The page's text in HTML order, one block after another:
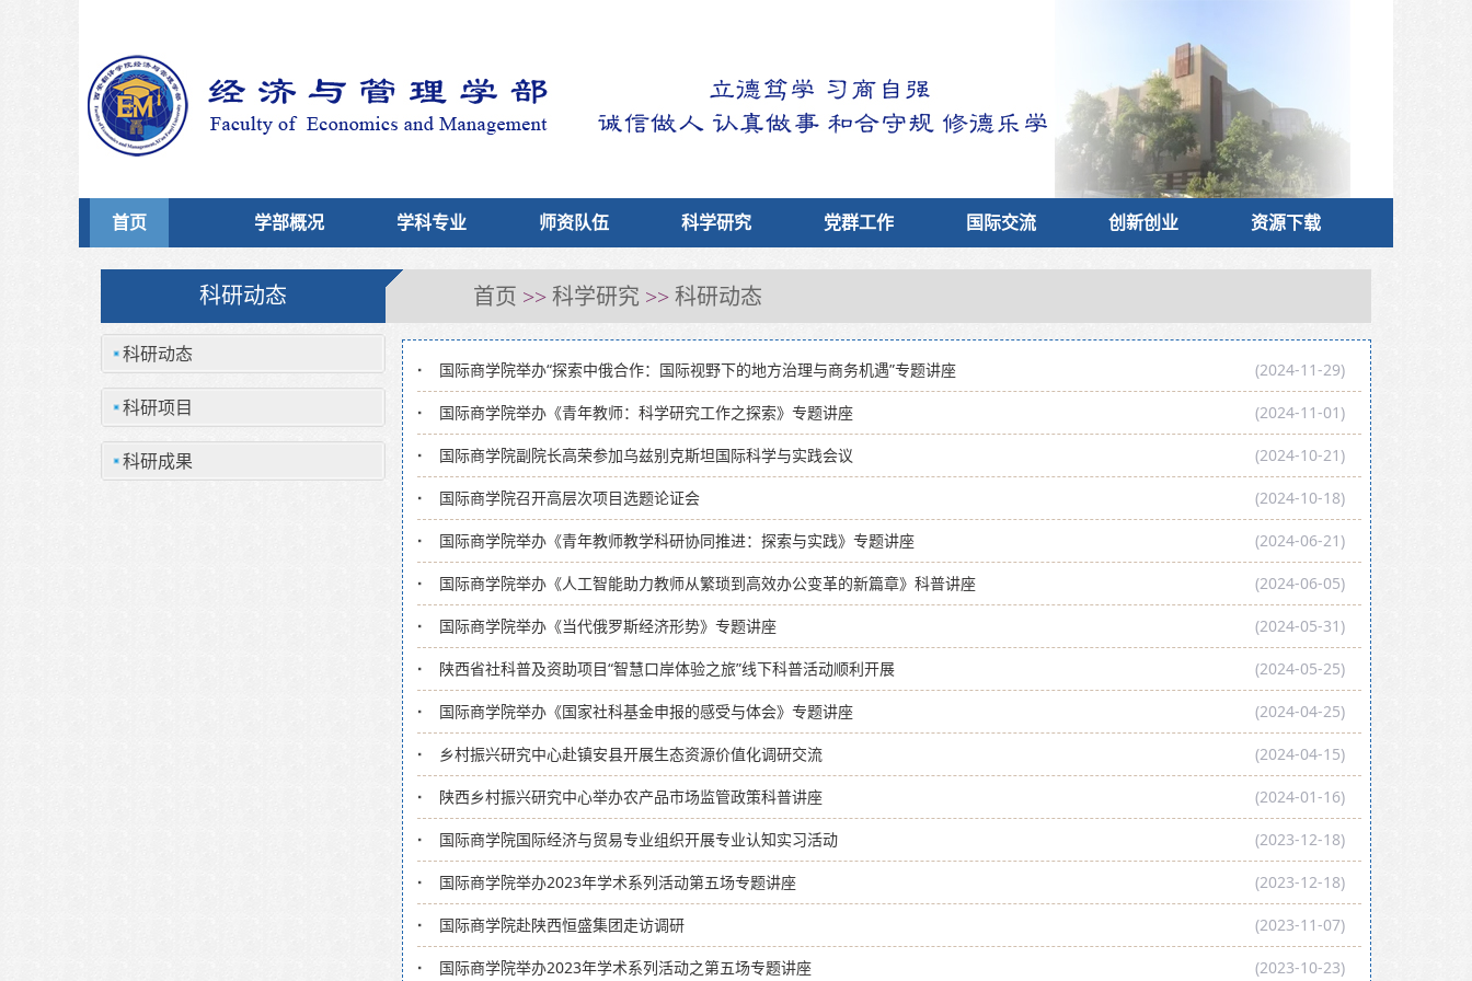
首页 学部概况 学科专业 师资队伍 科学研究 党群工作 国际交流 创新创业 资源下载
科研动态 首页 >> 科学研究 >> 科研动态
科研动态
科研项目
科研成果
(2024-11-29)
国际商学院举办“探索中俄合作：国际视野下的地方治理与商务机遇”专题讲座
(2024-11-01)
国际商学院举办《青年教师：科学研究工作之探索》专题讲座
(2024-10-21)
国际商学院副院长高荣参加乌兹别克斯坦国际科学与实践会议
(2024-10-18)
国际商学院召开高层次项目选题论证会
(2024-06-21)
国际商学院举办《青年教师教学科研协同推进：探索与实践》专题讲座
(2024-06-05)
国际商学院举办《人工智能助力教师从繁琐到高效办公变革的新篇章》科普讲座
(2024-05-31)
国际商学院举办《当代俄罗斯经济形势》专题讲座
(2024-05-25)
陕西省社科普及资助项目“智慧口岸体验之旅”线下科普活动顺利开展
(2024-04-25)
国际商学院举办《国家社科基金申报的感受与体会》专题讲座
(2024-04-15)
乡村振兴研究中心赴镇安县开展生态资源价值化调研交流
(2024-01-16)
陕西乡村振兴研究中心举办农产品市场监管政策科普讲座
(2023-12-18)
国际商学院国际经济与贸易专业组织开展专业认知实习活动
(2023-12-18)
国际商学院举办2023年学术系列活动第五场专题讲座
(2023-11-07)
国际商学院赴陕西恒盛集团走访调研
(2023-10-23)
国际商学院举办2023年学术系列活动之第五场专题讲座